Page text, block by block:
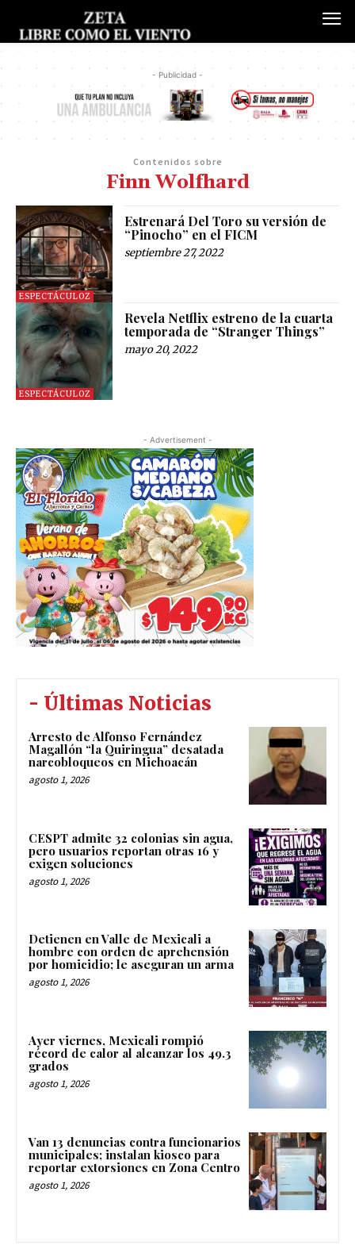
- Publicidad -
Contenidos sobre
Finn Wolfhard
ESPECTÁCULOZ
Estrenará Del Toro su versión de
“Pinocho” en el FICM
septiembre 27, 2022
ESPECTÁCULOZ
Revela Netflix estreno de la cuarta
temporada de “Stranger Things”
mayo 20, 2022
- Advertisement -
- Últimas Noticias
Arresto de Alfonso Fernández
Magallón “la Quiringua” desatada
narcobloqueos en Michoacán
agosto 1, 2026
CESPT admite 32 colonias sin agua,
pero usuarios reportan otras 16 y
exigen soluciones
agosto 1, 2026
Detienen en Valle de Mexicali a
hombre con orden de aprehensión
por homicidio; le aseguran un arma
agosto 1, 2026
Ayer viernes, Mexicali rompió
récord de calor al alcanzar los 49.3
grados
agosto 1, 2026
Van 13 denuncias contra funcionarios
municipales; instalan kiosco para
reportar extorsiones en Zona Centro
agosto 1, 2026